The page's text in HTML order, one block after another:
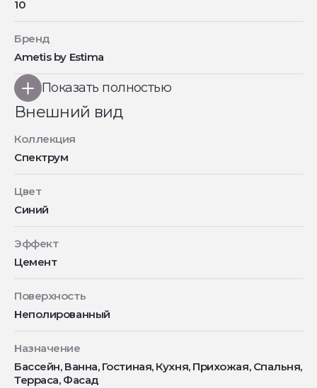
10
Бренд
Ametis by Estima
Показать полностью
Внешний вид
Коллекция
Спектрум
Цвет
Синий
Эффект
Цемент
Поверхность
Неполированный
Назначение
Бассейн, Ванна, Гостиная, Кухня, Прихожая, Спальня,
Терраса, Фасад